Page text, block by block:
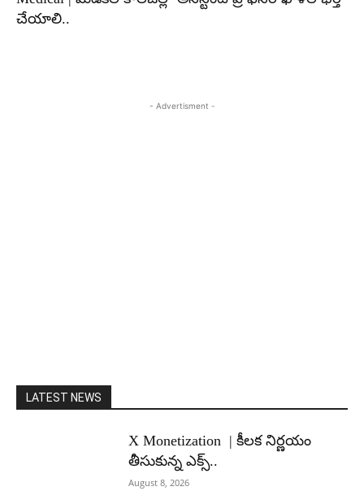
చేయాలి..
- Advertisment -
LATEST NEWS
X Monetization | కీలక నిర్ణయం
తీసుకున్న ఎక్స్..
August 8, 2026